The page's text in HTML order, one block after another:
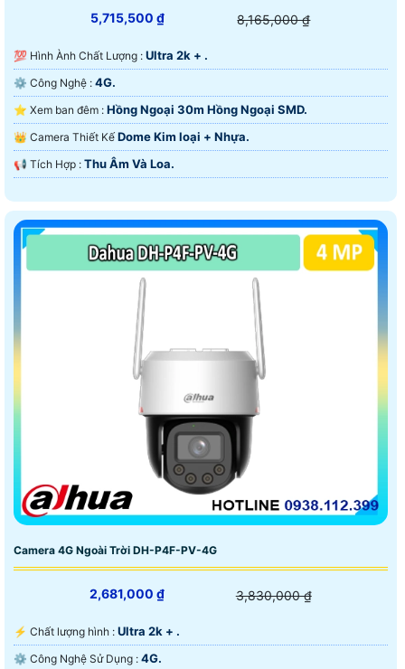
5,715,500 ₫ 8,165,000 ₫
💯 Hình Ành Chất Lượng : Ultra 2k + .
⚙ Công Nghệ : 4G.
⭐ Xem ban đêm : Hồng Ngoại 30m Hồng Ngoại SMD.
👑 Camera Thiết Kế Dome Kim loại + Nhựa.
️📢 Tích Hợp : Thu Âm Và Loa.
Camera 4G Ngoài Trời DH-P4F-PV-4G
2,681,000 ₫ 3,830,000 ₫
️⚡ Chất lượng hình : Ultra 2k + .
⚙ Công Nghệ Sử Dụng : 4G.